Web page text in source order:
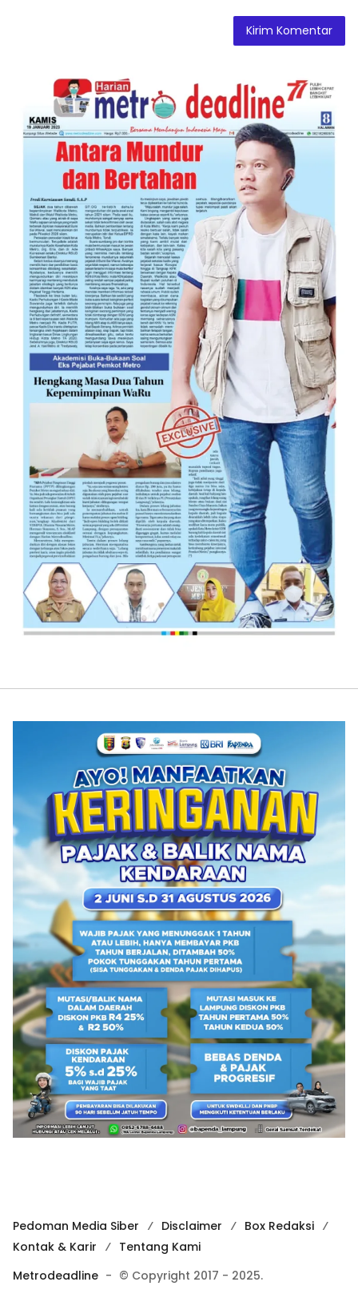
Pedoman Media Siber Disclaimer
Box Redaksi
Kontak & Karir
Tentang Kami
Metrodeadline - © Copyright 2017 - 2025.